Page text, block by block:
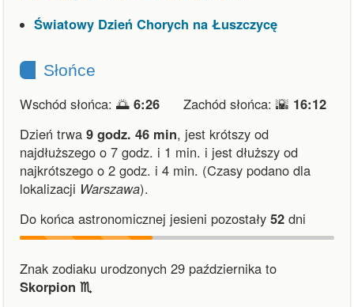
Światowy Dzień Chorych na Łuszczycę
Słońce
Wschód słońca: 🌅 6:26 Zachód słońca: 🌇 16:12
Dzień trwa 9 godz. 46 min, jest krótszy od
najdłuższego o 7 godz. i 1 min. i jest dłuższy od
najkrótszego o 2 godz. i 4 min. (Czasy podano dla
lokalizacji Warszawa).
Do końca astronomicznej jesieni pozostały 52 dni
Znak zodiaku urodzonych 29 października to
Skorpion ♏︎